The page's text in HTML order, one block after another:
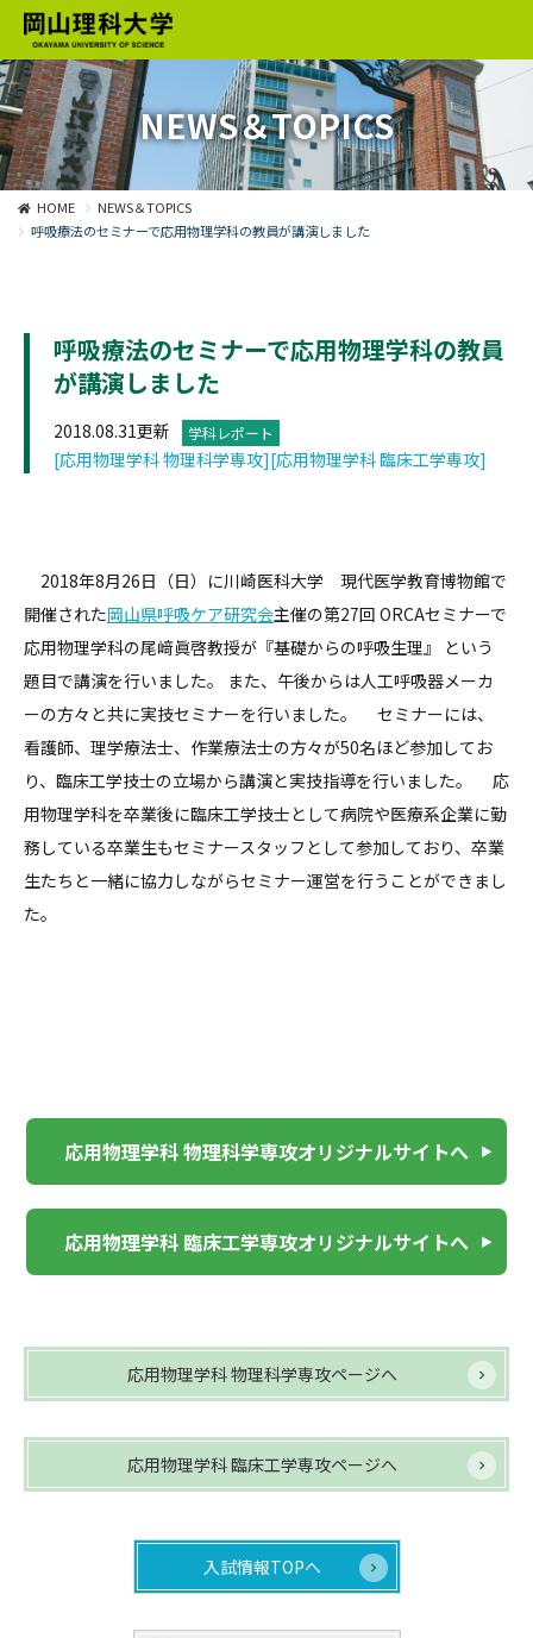
NEWS＆TOPICS
HOME
NEWS＆TOPICS
呼吸療法のセミナーで応用物理学科の教員が講演しました
呼吸療法のセミナーで応用物理学科の教員
が講演しました
2018.08.31更新 学科レポート
[応用物理学科 物理科学専攻][応用物理学科 臨床工学専攻]
2018年8月26日（日）に川崎医科大学 現代医学教育博物館で
開催された岡山県呼吸ケア研究会主催の第27回 ORCAセミナーで
応用物理学科の尾﨑眞啓教授が『基礎からの呼吸生理』 という
題目で講演を行いました。 また、午後からは人工呼吸器メーカ
ーの方々と共に実技セミナーを行いました。 セミナーには、
看護師、理学療法士、作業療法士の方々が50名ほど参加してお
り、臨床工学技士の立場から講演と実技指導を行いました。 応
用物理学科を卒業後に臨床工学技士として病院や医療系企業に勤
務している卒業生もセミナースタッフとして参加しており、卒業
生たちと一緒に協力しながらセミナー運営を行うことができまし
た。
応用物理学科 物理科学専攻オリジナルサイトへ
応用物理学科 臨床工学専攻オリジナルサイトへ
応用物理学科 物理科学専攻ページへ
応用物理学科 臨床工学専攻ページへ
入試情報TOPへ